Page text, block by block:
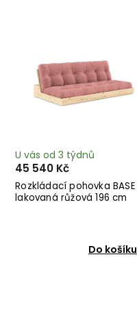
Rozkládací pohovka BASE
lakovaná růžová 196 cm
U vás od 3 týdnů
45 540 Kč
Do košíku